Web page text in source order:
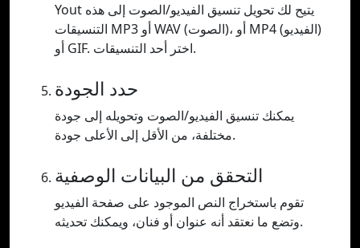
Yout يتيح لك تحويل تنسيق الفيديو/الصوت إلى هذه
التنسيقات MP3 أو WAV (الصوت)، أو MP4 (الفيديو)
أو GIF. اختر أحد التنسيقات.
حدد الجودة
يمكنك تنسيق الفيديو/الصوت وتحويله إلى جودة
مختلفة، من الأقل إلى الأعلى جودة.
التحقق من البيانات الوصفية
تقوم باستخراج النص الموجود على صفحة الفيديو
وتضع ما نعتقد أنه عنوان أو فنان، ويمكنك تحديثه.